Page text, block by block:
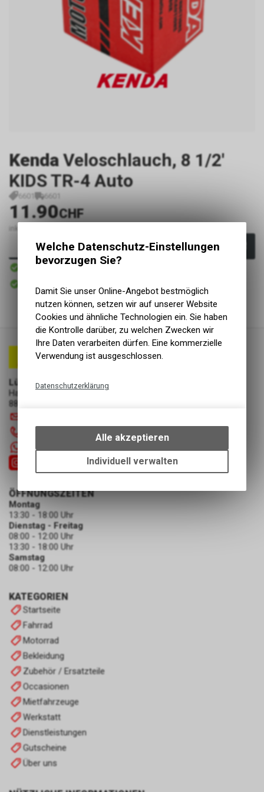
Kenda Veloschlauch, 8 1/2'
KIDS TR-4 Auto
6601 6601
11.90CHF
inkl. MwSt., zzgl.
In den Warenkorb
Sofort verfügbar
Abholung Lüscher Motor- & Bike World
Lüscher Motor- & Bike World
Hauptstrasse 29a
8867 Niederurnen
+41 55 6103131
KATEGORIEN
Startseite
Fahrrad
Motorrad
Bekleidung
Zubehör / Ersatzteile
Occasionen
Mietfahrzeuge
Werkstatt
Dienstleistungen
Gutscheine
Über uns
ÖFFNUNGSZEITEN
Montag
13:30 - 18:00 Uhr
Dienstag - Freitag
08:00 - 12:00 Uhr
13:30 - 18:00 Uhr
Samstag
08:00 - 12:00 Uhr
Welche Datenschutz-Einstellungen
bevorzugen Sie?
Damit Sie unser Online-Angebot bestmöglich
nutzen können, setzen wir auf unserer Website
Cookies und ähnliche Technologien ein. Sie haben
die Kontrolle darüber, zu welchen Zwecken wir
Ihre Daten verarbeiten dürfen. Eine kommerzielle
Verwendung ist ausgeschlossen.
Datenschutzerklärung
bestimmte Interaktionen und
Einstellungen auf Ihrem Gerät,
um die grundlegenden
Funktionen unseres Online-
Alle akzeptieren
Individuell verwalten